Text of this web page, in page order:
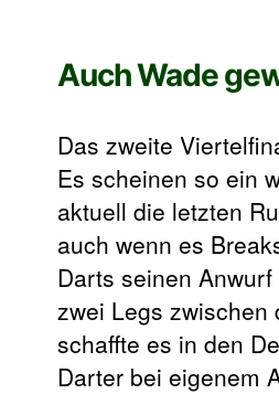
Auch Wade
Das zweite
Es scheinen so ein
aktuell die letzten
auch wenn es
Darts seinen
zwei Legs
schaffte es in den
Darter bei eigenem